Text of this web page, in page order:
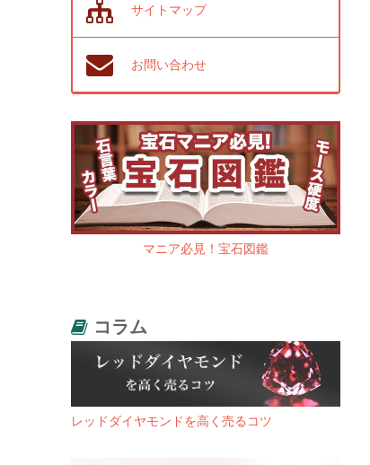
サイトマップ
お問い合わせ
マニア必見！宝石図鑑
コラム
レッドダイヤモンドを高く売るコツ